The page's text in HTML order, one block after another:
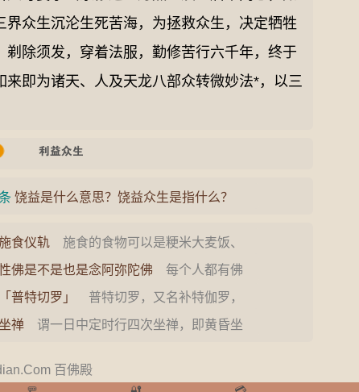
众生沉沦生死苦海，为拯救众生，决定牺牲
除须发，穿着法服，勤修苦行六千年，终于
即为诸天、人及天龙八部众转微妙法*，以三
饶益是什么意思？饶益众生是指什么？
食仪轨施食的食物可以是粳米大麦饭、
或者是最简单的用七粒或以上的米加满水
佛是不是也是念阿弥陀佛 每个人都有佛
自性佛，问题是我们虽然有自性天真佛，
普特切罗」
普特切罗，又名补特伽罗，
pudgala的音译，意为众生，即轮回转…
禅谓一日中定时行四次坐禅，即黄昏坐
百佛殿